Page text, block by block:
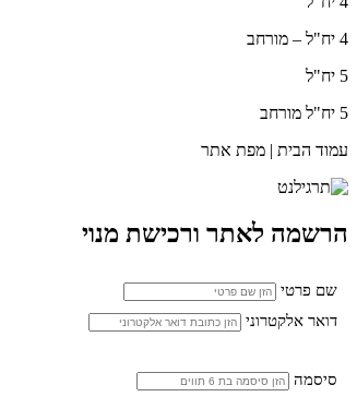
4 יח"ל – מורחב
5 יח"ל
5 יח"ל מורחב
עמוד הבית | מפת אתר
הרשמה לאתר ורכישת מנוי
שם פרטי
דואר אלקטרוני
סיסמה